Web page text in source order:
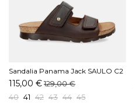
Sandalia Panama Jack SAULO C2
Marrón
115,00 €129,00 €
40 41 42 43 44 45